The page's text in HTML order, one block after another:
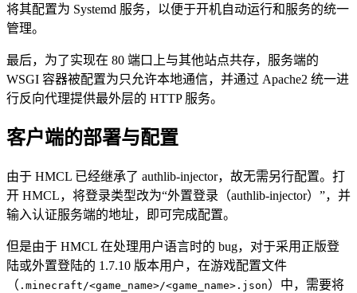
将其配置为 Systemd 服务，以便于开机自动运行和服务的统一
管理。
最后，为了实现在 80 端口上与其他站点共存，服务端的
WSGI 容器被配置为只允许本地通信，并通过 Apache2 统一进
行反向代理提供最外层的 HTTP 服务。
客户端的部署与配置
由于 HMCL 已经继承了 authlib-injector，故无需另行配置。打
开 HMCL，将登录类型改为“外置登录（authlib-injector）”，并
输入认证服务端的地址，即可完成配置。
但是由于 HMCL 在处理用户语言时的 bug，对于采用正版登
陆或外置登陆的 1.7.10 版本用户，在游戏配置文件
（ .minecraft/<game_name>/<game_name>.json）中，需要将